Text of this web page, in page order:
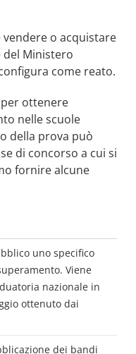
vendere o acquistare
del Ministero
come reato.
ottenere
nelle scuole
della prova può
di concorso a cui si
fornire alcune
uno specifico
Viene
nazionale in
ottenuto dai
dei bandi